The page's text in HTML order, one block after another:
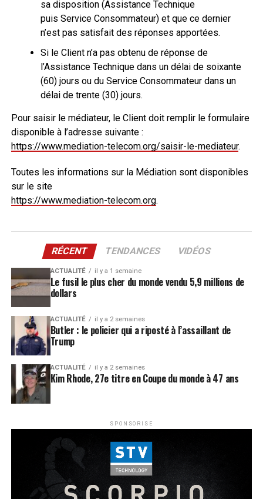
sa disposition (Assistance Technique
puis Service Consommateur) et que ce dernier
n’est pas satisfait des réponses apportées.
Si le Client n’a pas obtenu de réponse de
l’Assistance Technique dans un délai de soixante
(60) jours ou du Service Consommateur dans un
délai de trente (30) jours.
Pour saisir le médiateur, le Client doit remplir le formulaire
disponible à l’adresse suivante :
https://www.mediation-telecom.org/saisir-le-mediateur.
Toutes les informations sur la Médiation sont disponibles
sur le site
https://www.mediation-telecom.org.
RÉCENT TENDANCES VIDÉOS
ACTUALITÉ il y a 1 semaine
Le fusil le plus cher du monde vendu 5,9 millions de
dollars
ACTUALITÉ il y a 2 semaines
Butler : le policier qui a riposté à l’assaillant de
Trump
ACTUALITÉ il y a 2 semaines
Kim Rhode, 27e titre en Coupe du monde à 47 ans
SPONSORISE